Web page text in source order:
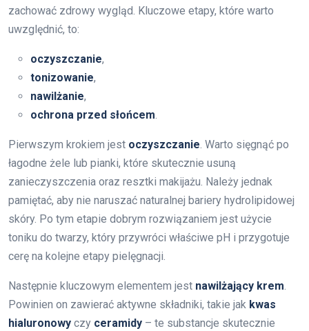
zachować zdrowy wygląd. Kluczowe etapy, które warto
uwzględnić, to:
oczyszczanie,
tonizowanie,
nawilżanie,
ochrona przed słońcem.
Pierwszym krokiem jest oczyszczanie. Warto sięgnąć po
łagodne żele lub pianki, które skutecznie usuną
zanieczyszczenia oraz resztki makijażu. Należy jednak
pamiętać, aby nie naruszać naturalnej bariery hydrolipidowej
skóry. Po tym etapie dobrym rozwiązaniem jest użycie
toniku do twarzy, który przywróci właściwe pH i przygotuje
cerę na kolejne etapy pielęgnacji.
Następnie kluczowym elementem jest nawilżający krem.
Powinien on zawierać aktywne składniki, takie jak kwas
hialuronowy czy ceramidy – te substancje skutecznie